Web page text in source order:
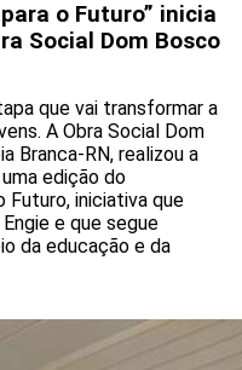
o Futuro” inicia
Social Dom Bosco
que vai transformar a
A Obra Social Dom
Branca-RN, realizou a
edição do
Futuro, iniciativa que
e que segue
da educação e da